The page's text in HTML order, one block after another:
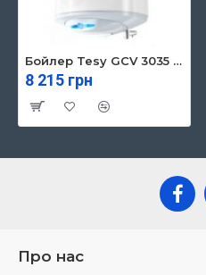
Бойлер Tesy GCV 3035 12 B11 TSR
8 215 грн
Про нас